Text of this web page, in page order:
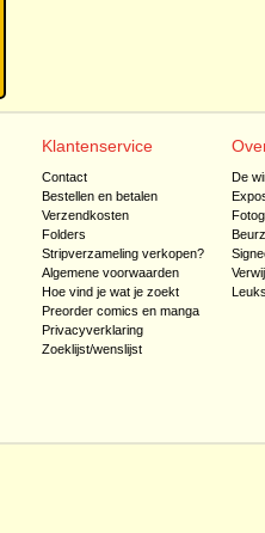
Klantenservice
Contact
Bestellen en betalen
Verzendkosten
Folders
Stripverzameling verkopen?
Algemene voorwaarden
Hoe vind je wat je zoekt
Preorder comics en manga
Privacyverklaring
Zoeklijst/wenslijst
De